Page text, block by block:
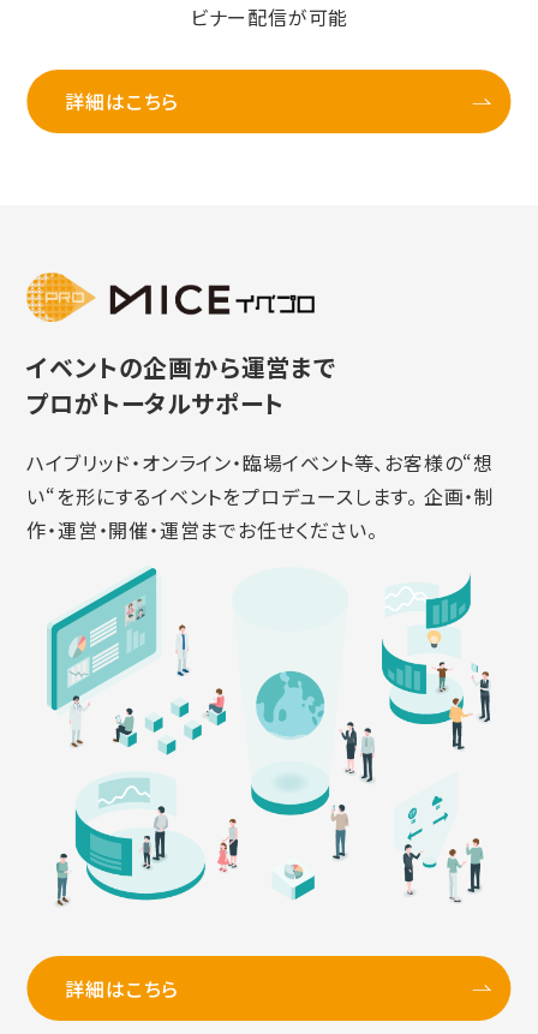
ビナー配信が可能
詳細はこちら
イベントの企画から運営まで
プロがトータルサポート
ハイブリッド・オンライン・臨場イベント等、お客様の“想
い“を形にするイベントをプロデュースします。 企画・制
作・運営・開催・運営までお任せください。
詳細はこちら